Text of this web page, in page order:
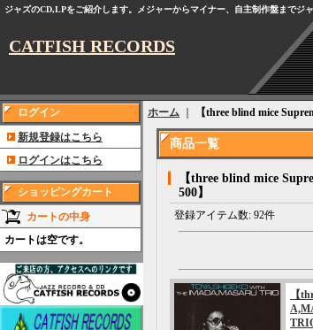
ジャズのCD,LPをご紹介します。メジャーからマイナー、自主制作盤までジ
CATFISH RECORDS
ログイン
新規登録はこちら
ログインはこちら
ショッピングカート
カートの中身
カートは空です。
ホーム 【three blind mice
商品一覧
【three blind mice
500】
登録アイテム数: 92件
【